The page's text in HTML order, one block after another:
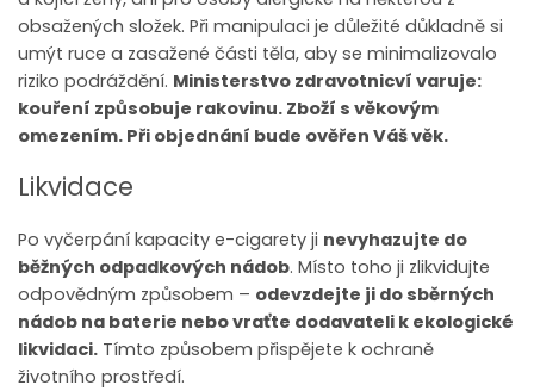
obsažených složek. Při manipulaci je důležité důkladně si
umýt ruce a zasažené části těla, aby se minimalizovalo
riziko podráždění. Ministerstvo zdravotnicví varuje:
kouření způsobuje rakovinu. Zboží s věkovým
omezením. Při objednání bude ověřen Váš věk.
Likvidace
Po vyčerpání kapacity e-cigarety ji nevyhazujte do
běžných odpadkových nádob. Místo toho ji zlikvidujte
odpovědným způsobem – odevzdejte ji do sběrných
nádob na baterie nebo vraťte dodavateli k ekologické
likvidaci. Tímto způsobem přispějete k ochraně
životního prostředí.